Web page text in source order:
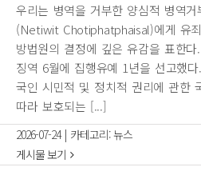
우리는 병역을 거부한 양심적 병역
(Netiwit Chotiphatphaisal)에게 유
방법원의 결정에 깊은 유감을 표한
징역 6월에 집행유예 1년을 선고했
국인 시민적 및 정치적 권리에 관한
따라 보호되는 [...]
2026-07-24 | 카테고리:뉴스
게시물 보기